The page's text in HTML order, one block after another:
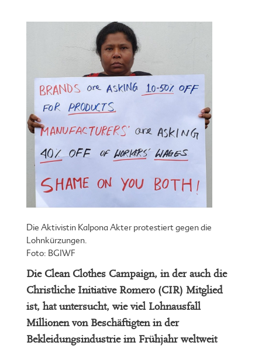
Die Aktivistin Kalpona Akter protestiert gegen die
Lohnkürzungen.
Foto: BGIWF
Die Clean Clothes Campaign, in der auch die
Christliche Initiative Romero (CIR) Mitglied
ist, hat untersucht, wie viel Lohnausfall
Millionen von Beschäftigten in der
Bekleidungsindustrie im Frühjahr weltweit